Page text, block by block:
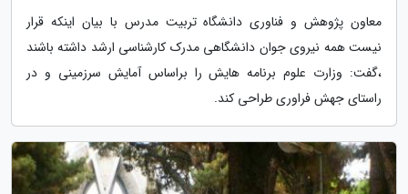
معاون پژوهش و فناوری دانشگاه تربیت مدرس با بیان اینکه قرار
نیست همه نیروی جوان دانشگاهی مدرک کارشناسی ارشد داشته باشند
،گفت: وزارت علوم برنامه هایش را براساس آمایش سرزمینی و در
راستای جهش فراوری طراحی کند.